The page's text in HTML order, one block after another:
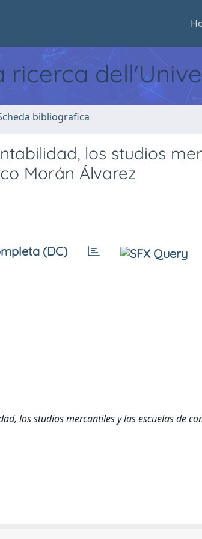
bibliografica
los studios
Morán Álvarez
(DC)
los studios mercantiles y las escuelas de